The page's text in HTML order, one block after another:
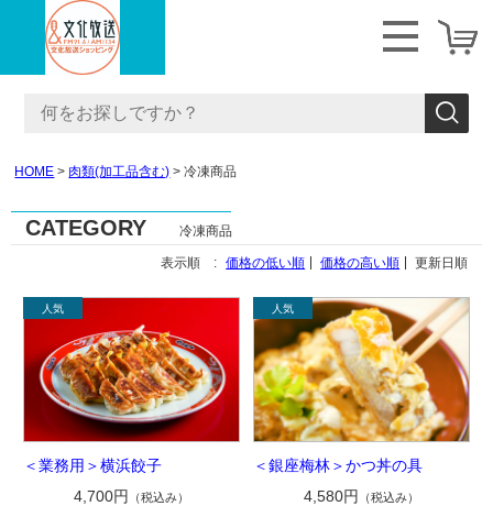
HOME 肉類(加工品含む) 冷凍商品
CATEGORY 冷凍商品
表示順 : 価格の低い順 価格の高い順 更新日順
＜業務用＞横浜餃子
4,700円
（税込み）
＜銀座梅林＞かつ丼の具
4,580円
（税込み）